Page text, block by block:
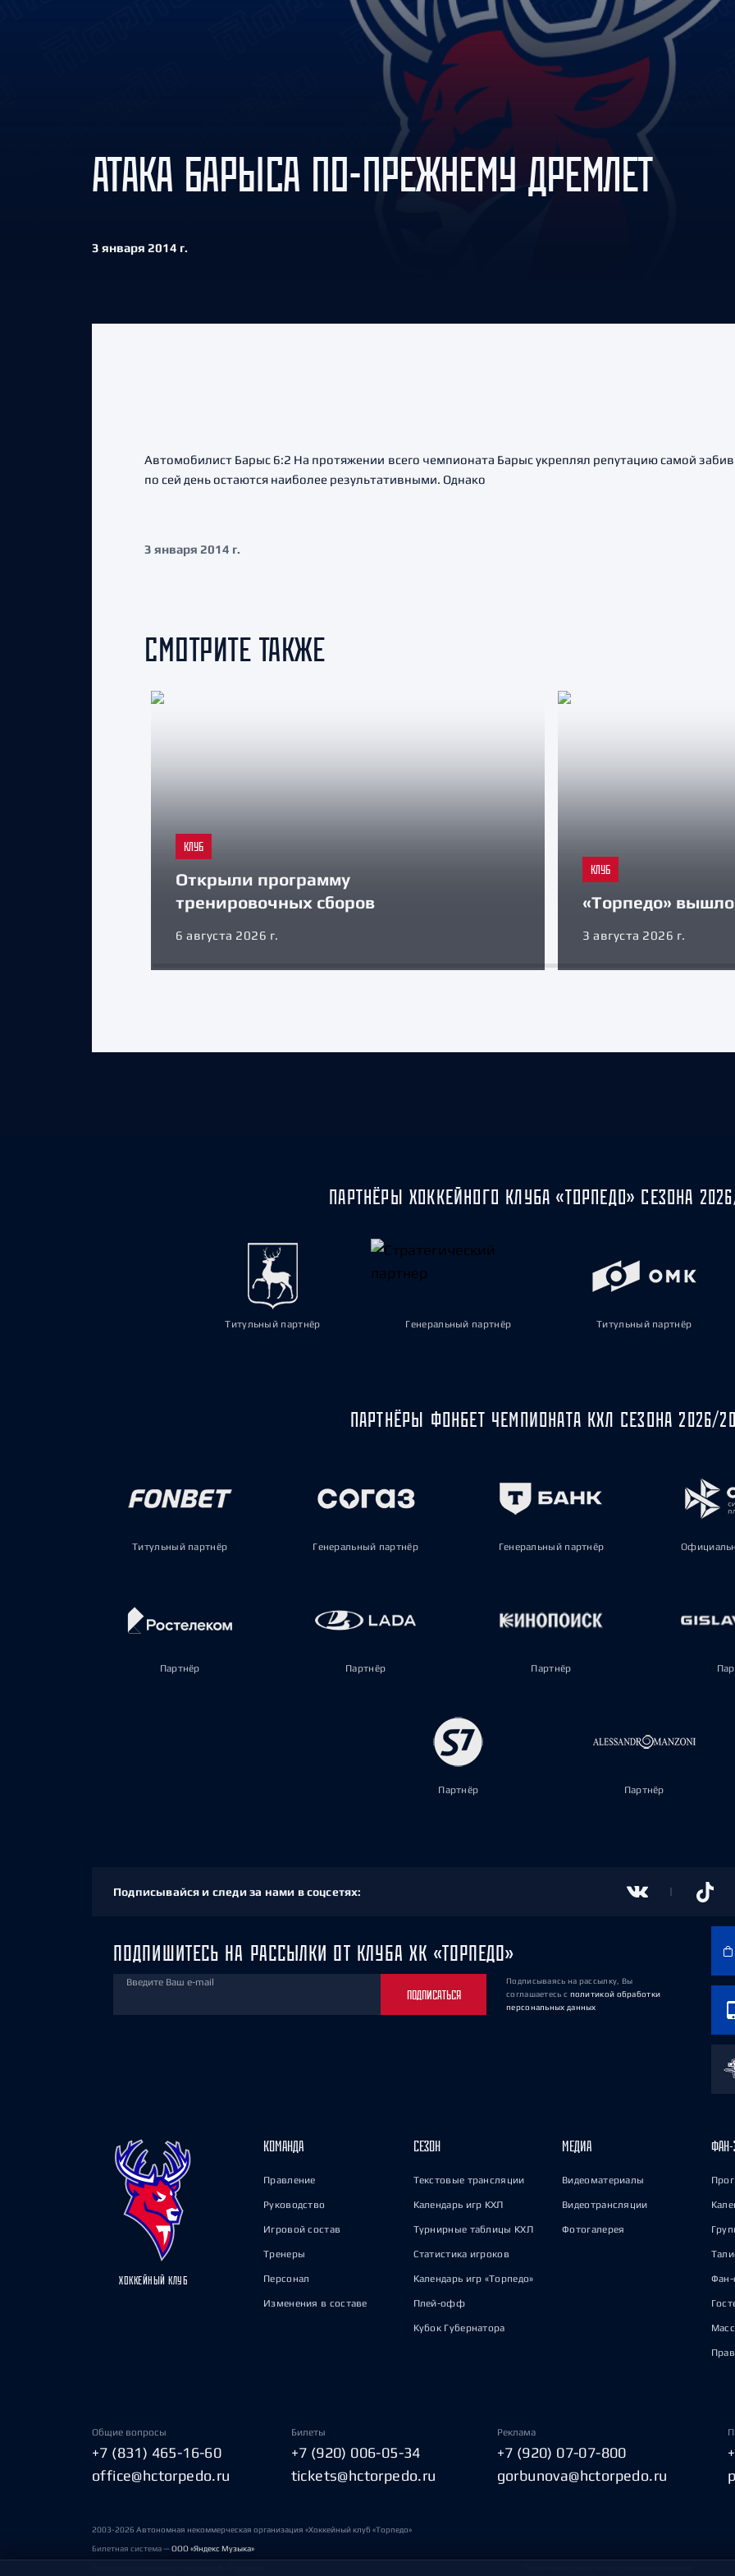
Амур
Барыс
Салават Юлаев
Сибирь
АТАКА БАРЫСА ПО-ПРЕЖНЕМУ ДРЕМЛЕТ
3 января 2014 г.
Автомобилист Барыс 6:2 На протяжении всего чемпионата Барыс укреплял репутацию самой
по сей день остаются наиболее результативными. Однако
3 января 2014 г.
СМОТРИТЕ ТАКЖЕ
КЛУБ
Открыли программу
тренировочных сборов
6 августа 2026 г.
КЛУБ
«Торпедо» вышло
3 августа 2026 г.
ПАРТНЁРЫ ХОККЕЙНОГО КЛУБА «ТОРПЕДО» СЕЗОНА
Титульный партнёр Генеральный партнёр Титульный партнёр
ПАРТНЁРЫ ФОНБЕТ ЧЕМПИОНАТА КХЛ СЕЗОНА 2026/
Титульный партнёр Генеральный партнёр Генеральный партнёр
Партнёр Партнёр Партнёр
Партнёр Партнёр
Подписывайся и следи за нами в соцсетях:
ПОДПИШИТЕСЬ НА РАССЫЛКИ ОТ КЛУБА ХК «ТОРПЕДО»
Введите Ваш e-mail
ПОДПИСАТЬСЯ
Подписываясь на рассылку, Вы
соглашаетесь с политикой обработки
персональных данных
ХОККЕЙНЫЙ КЛУБ
КОМАНДА
Правление
Руководство
Игровой состав
Тренеры
Персонал
Изменения в составе
СЕЗОН
Текстовые трансляции
Календарь игр КХЛ
Турнирные таблицы КХЛ
Статистика игроков
Календарь игр «Торпедо»
Плей-офф
Кубок Губернатора
МЕДИА
Видеоматериалы
Видеотрансляции
Фотогалерея
ФАН-
Фан-
Общие вопросы
+7 (831) 465-16-60
office@hctorpedo.ru
Билеты
+7 (920) 006-05-34
tickets@hctorpedo.ru
Реклама
+7 (920) 07-07-800
gorbunova@hctorpedo.ru
2003-2026 Автономная некоммерческая организация «Хоккейный клуб «Торпедо»
Билетная система —ООО «Яндекс Музыка»